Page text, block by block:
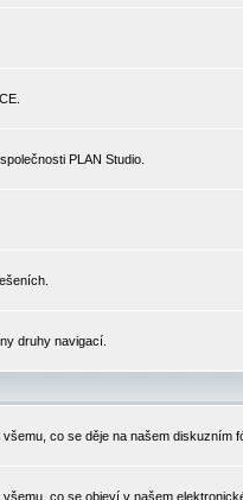
PLAN Studio.
druhy navigací.
co se děje na našem diskuzním
co se objeví v našem